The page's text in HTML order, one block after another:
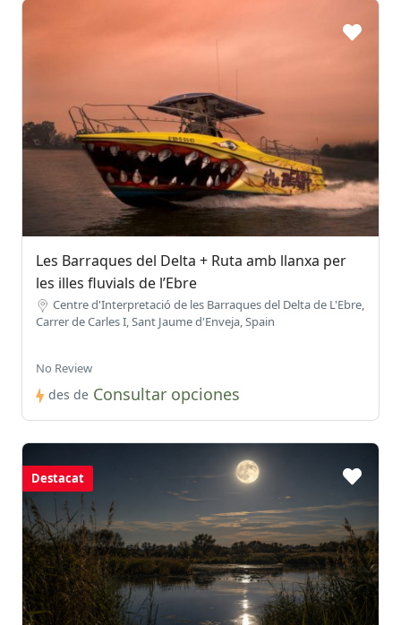
Les Barraques del Delta + Ruta amb llanxa per
les illes fluvials de l’Ebre
Centre d'Interpretació de les Barraques del Delta de L'Ebre,
Carrer de Carles I, Sant Jaume d'Enveja, Spain
No Review
des de Consultar opciones
Destacat